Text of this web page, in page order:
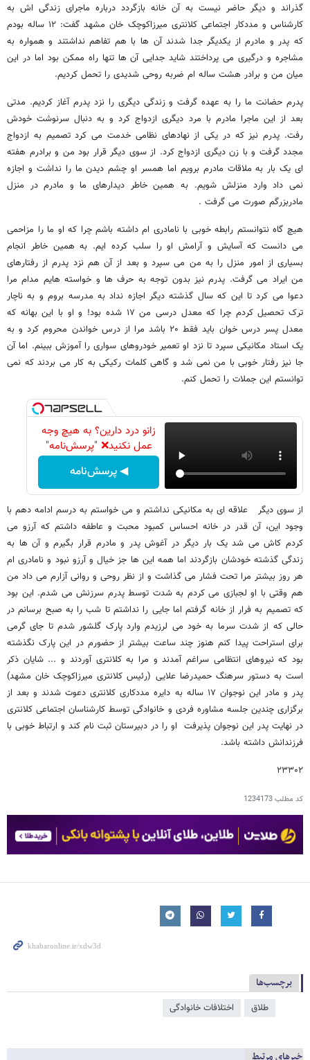
گذراند و دیگر حاضر نیست به آن خانه بازگردد درباره ماجرای زندگی اش به
کارشناس و مددکار اجتماعی کلانتری میرزاکوچک خان مشهد گفت: ۱۲ ساله بودم
که پدر و مادرم از یکدیگر جدا شدند آن ها با هم تفاهم نداشتند و همواره به
مشاجره و درگیری می پرداختند شاید جدایی آن ها تنها راه ممکن بود اما در این
میان من و برادر هشت ساله ام ضربه روحی شدیدی را تحمل کردیم.
پدرم حضانت ما را به عهده گرفت و زندگی دیگری را نزد پدرم آغاز کردیم. مدتی
بعد از این ماجرا مادرم با مرد دیگری ازدواج کرد و به دنبال سرنوشت خودش
رفت. پدرم نیز که در یکی از نهادهای نظامی خدمت می کرد تصمیم به ازدواج
مجدد گرفت و با زن دیگری ازدواج کرد. از سوی دیگر قرار بود من و برادرم هفته
ای یک بار به ملاقات مادرم برویم اما همسر او چشم دیدن ما را نداشت و اجازه
نمی داد وارد منزلش شویم. به همین خاطر دیدارهای ما و مادرم در منزل
مادربزرگم صورت می گرفت .
هیچ گاه نتوانستم رابطه خوبی با نامادری ام داشته باشم چرا که او ما را مزاحمی
می دانست که آسایش و آرامش او را سلب کرده ایم. به همین خاطر انجام
بسیاری از امور منزل را به من می سپرد و بعد از آن هم نزد پدرم از رفتارهای
من ایراد می گرفت. پدرم نیز بدون توجه به حرف ها و خواسته هایم مدام مرا
دعوا می کرد تا این که سال گذشته دیگر اجازه نداد به مدرسه بروم و به ناچار
ترک تحصیل کردم چرا که معدل درسی من ۱۷ شده بود! و او با این بهانه که
معدل پسر درس خوان باید فقط ۲۰ باشد مرا از درس خواندن محروم کرد و به
یک استاد مکانیکی سپرد تا نزد او تعمیر خودروهای سواری را آموزش ببینم. اما آن
جا نیز رفتار خوبی با من نمی شد و گاهی کلمات رکیکی به کار می بردند که نمی
توانستم این جملات را تحمل کنم.
زانو درد دارین؟ به هیچ وجه
عمل نکنید❌ "پرسش‌نامه"
◀ پرسش‌نامه
از سوی دیگر علاقه ای به مکانیکی نداشتم و می خواستم به درسم ادامه دهم با
وجود این، آن قدر در خانه احساس کمبود محبت و عاطفه داشتم که آرزو می
کردم کاش می شد یک بار دیگر در آغوش پدر و مادرم قرار بگیرم و آن ها به
زندگی گذشته خودشان بازگردند اما همه این ها جز خیال و آرزو نبود و نامادری ام
هر روز بیشتر مرا تحت فشار می گذاشت و از نظر روحی و روانی آزارم می داد من
هم وقتی با او لجبازی می کردم به شدت توسط پدرم سرزنش می شدم. این بود
که تصمیم به فرار از خانه گرفتم اما جایی را نداشتم تا شب را به صبح برسانم در
حالی که از شدت سرما به خود می لرزیدم وارد پارک گلشور شدم تا جای گرمی
برای استراحت پیدا کنم هنوز چند ساعت بیشتر از حضورم در این پارک نگذشته
بود که نیروهای انتظامی سراغم آمدند و مرا به کلانتری آوردند و ... شایان ذکر
است به دستور سرهنگ حمیدرضا علایی (رئیس کلانتری میرزاکوچک خان مشهد)
پدر و مادر این نوجوان ۱۷ ساله به دایره مددکاری کلانتری دعوت شدند و بعد از
برگزاری چندین جلسه مشاوره فردی و خانوادگی توسط کارشناسان اجتماعی کلانتری
در نهایت پدر این نوجوان پذیرفت او را در دبیرستان ثبت نام کند و ارتباط خوبی با
فرزندانش داشته باشد.
۲۳۳۰۲
کد مطلب1234173
برچسب‌ها
طلاق اختلافات خانوادگی
خبرهای مرتبط